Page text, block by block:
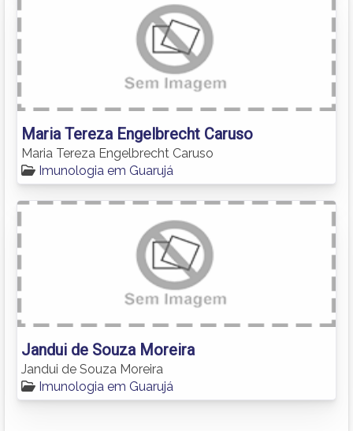
Maria Tereza Engelbrecht Caruso
Maria Tereza Engelbrecht Caruso
Imunologia em Guarujá
Jandui de Souza Moreira
Jandui de Souza Moreira
Imunologia em Guarujá